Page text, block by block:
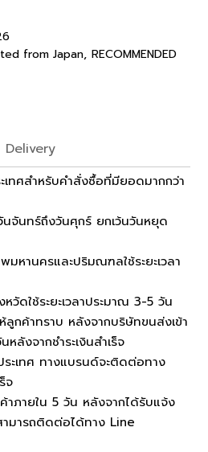
from Japan, RECOMMENDED
Delivery
ทศสำหรับคำสั่งซื้อที่มียอดมากกว่า
จันทร์ถึงวันศุกร์ ยกเว้นวันหยุด
มหานครและปริมณฑลใช้ระยะเวลา
วัดใช้ระยะเวลาประมาณ 3-5 วัน
ลูกค้าทราบ หลังจากบริษัทขนส่งเข้า
หลังจากชำระเงินสำเร็จ
ะเทศ ทางแบรนด์จะติดต่อทาง
จ
ภายใน 5 วัน หลังจากได้รับแจ้ง
มารถติดต่อได้ทาง Line